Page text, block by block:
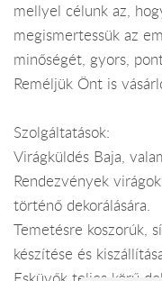
mellyel célunk az,
megismertessük az
minőségét, gyors,
Reméljük Önt is
Szolgáltatások:
Virágküldés Baja,
Rendezvények
történő dekorálására.
Temetésre koszorúk,
készítése és